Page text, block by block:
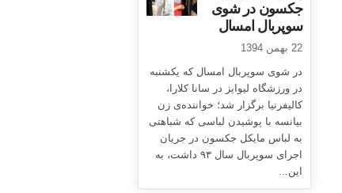
جکسون در شوی
سوپربال امسال
22 بهمن 1394
در شوی سوپربال امسال که یکشنبه
در ورزشگاه لیوایز در سانا کلارا،
کالیفرنیا برگزار شد؛ خواننده‌ی زن
بیانسه با پوشیدن لباسی که شباهتی
به لباس مایکل جکسون در جریان
اجرای سوپربال سال ۹۳ داشت، به
این...